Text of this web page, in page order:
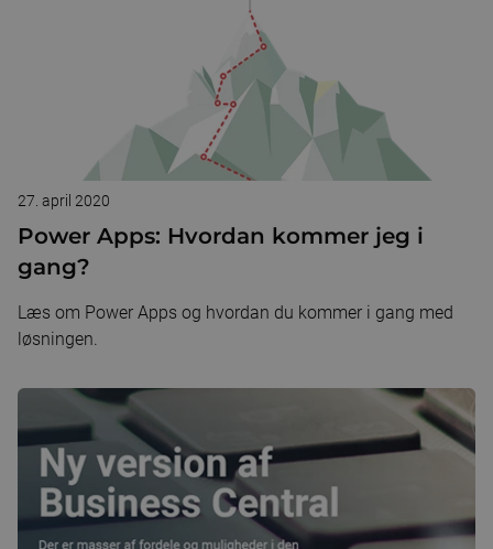
27. april 2020
Power Apps: Hvordan kommer jeg i
gang?
Læs om Power Apps og hvordan du kommer i gang med
løsningen.